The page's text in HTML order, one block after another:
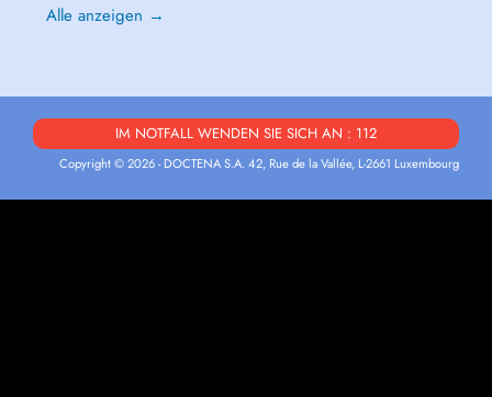
Alle anzeigen →
IM NOTFALL WENDEN SIE SICH AN : 112
Copyright © 2026 - DOCTENA S.A. 42, Rue de la Vallée, L-2661 Luxembourg